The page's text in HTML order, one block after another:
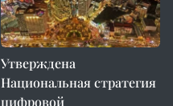
Утверждена
Национальная стратегия
цифровой